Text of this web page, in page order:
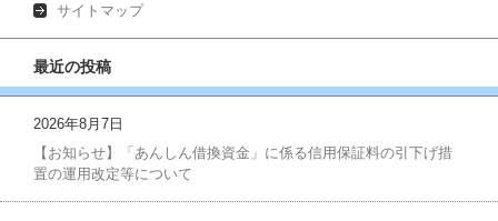
サイトマップ
最近の投稿
2026年8月7日
【お知らせ】「あんしん借換資金」に係る信用保証料の引下げ措
置の運用改定等について